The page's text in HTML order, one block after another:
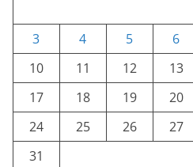
3
4 5 6
10
11 12 13
17
18 19 20
24
25 26 27
31